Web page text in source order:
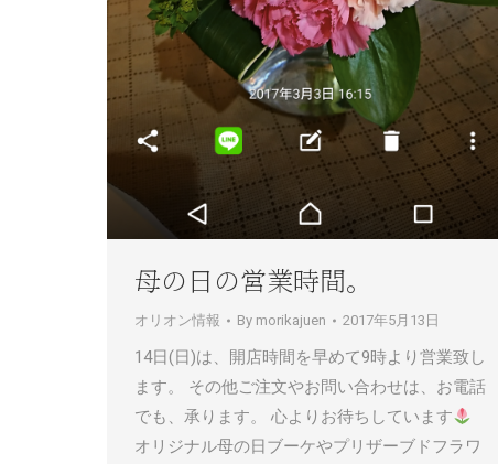
母の日の営業時間。
オリオン情報 By morikajuen 2017年5月13日
14日(日)は、開店時間を早めて9時より営業致し
ます。 その他ご注文やお問い合わせは、お電話
でも、承ります。 心よりお待ちしています
オリジナル母の日ブーケやプリザーブドフラワ